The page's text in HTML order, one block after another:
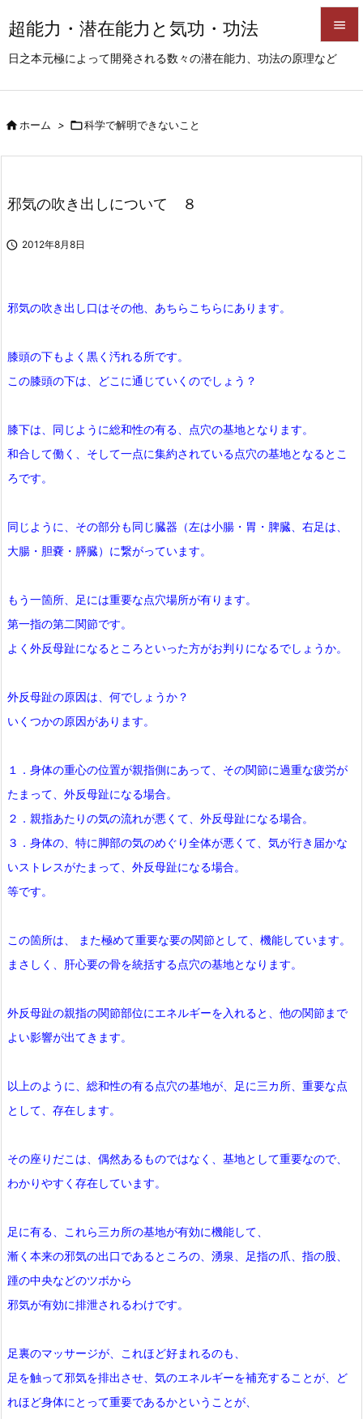
超能力・潜在能力と気功・功法
日之本元極によって開発される数々の潜在能力、功法の原理など


前へ
ホーム > 科学で解明できないこと
邪気の吹き出しについて ８
 2012年8月8日
邪気の吹き出し口はその他、あちらこちらにあります。
膝頭の下もよく黒く汚れる所です。
この膝頭の下は、どこに通じていくのでしょう？
膝下は、同じように総和性の有る、点穴の基地となります。
和合して働く、そして一点に集約されている点穴の基地となるとこ
ろです。
同じように、その部分も同じ臓器（左は小腸・胃・脾臓、右足は、
大腸・胆嚢・膵臓）に繋がっています。
もう一箇所、足には重要な点穴場所が有ります。
第一指の第二関節です。
よく外反母趾になるところといった方がお判りになるでしょうか。
外反母趾の原因は、何でしょうか？
いくつかの原因があります。
１．身体の重心の位置が親指側にあって、その関節に過重な疲労が
たまって、外反母趾になる場合。
２．親指あたりの気の流れが悪くて、外反母趾になる場合。
３．身体の、特に脚部の気のめぐり全体が悪くて、気が行き届かな
いストレスがたまって、外反母趾になる場合。
等です。
この箇所は、 また極めて重要な要の関節として、機能しています。
まさしく、肝心要の骨を統括する点穴の基地となります。
外反母趾の親指の関節部位にエネルギーを入れると、他の関節まで
よい影響が出てきます。
以上のように、総和性の有る点穴の基地が、足に三カ所、重要な点
として、存在します。
その座りだこは、偶然あるものではなく、 基地として重要なので、
わかりやすく存在しています。
足に有る、これら三カ所の基地が有効に機能して、
漸く本来の邪気の出口であるところの、湧泉、足指の爪、指の股、
踵の中央などのツボから
邪気が有効に排泄されるわけです。
足裏のマッサージが、これほど好まれるのも、
足を触って邪気を排出させ、気のエネルギーを補充することが、ど
れほど身体にとって重要であるかということが、